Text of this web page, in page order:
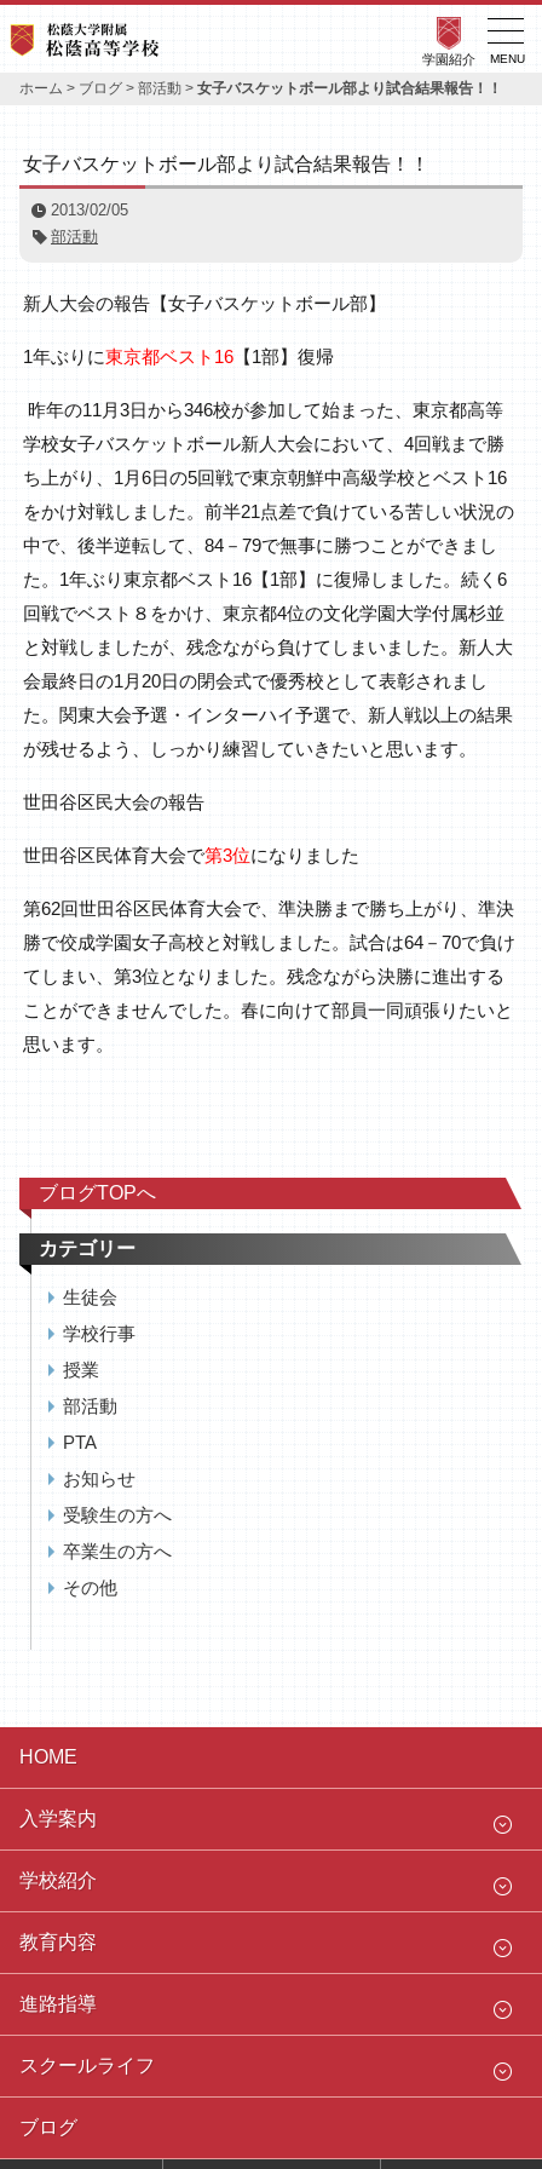
学園紹介
ホーム > ブログ > 部活動 > 女子バスケットボール部より試合結果報告！！
女子バスケットボール部より試合結果報告！！
2013/02/05
部活動
新人大会の報告【女子バスケットボール部】
1年ぶりに東京都ベスト16 【1部】復帰
昨年の11月3日から346校が参加して始まった、東京都高等
学校女子バスケットボール新人大会において、4回戦まで勝
ち上がり、1月6日の5回戦で東京朝鮮中高級学校とベスト16
をかけ対戦しました。前半21点差で負けている苦しい状況の
中で、後半逆転して、84－79で無事に勝つことができまし
た。1年ぶり東京都ベスト16【1部】に復帰しました。続く6
回戦でベスト８をかけ、東京都4位の文化学園大学付属杉並
と対戦しましたが、残念ながら負けてしまいました。新人大
会最終日の1月20日の閉会式で優秀校として表彰されまし
た。関東大会予選・インターハイ予選で、新人戦以上の結果
が残せるよう、しっかり練習していきたいと思います。
世田谷区民大会の報告
世田谷区民体育大会で第3位になりました
第62回世田谷区民体育大会で、準決勝まで勝ち上がり、準決
勝で佼成学園女子高校と対戦しました。試合は64－70で負け
てしまい、第3位となりました。残念ながら決勝に進出する
ことができませんでした。春に向けて部員一同頑張りたいと
思います。
ブログTOPへ
カテゴリー
生徒会
学校行事
授業
部活動
PTA
お知らせ
受験生の方へ
卒業生の方へ
その他
HOME
入学案内
学校紹介
教育内容
進路指導
スクールライフ
ブログ
MENU